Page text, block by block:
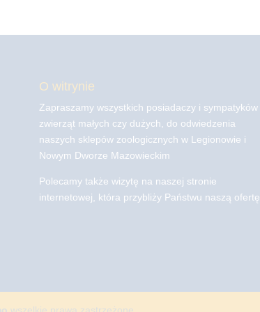
O witrynie
Zapraszamy wszystkich posiadaczy i sympatyków
zwierząt małych czy dużych, do odwiedzenia
naszych sklepów zoologicznych w Legionowie i
Nowym Dworze Mazowieckim
Polecamy także wizytę na naszej stronie
internetowej, która przybliży Państwu naszą ofertę.